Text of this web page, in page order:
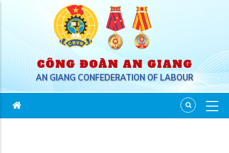
CÔNG ĐOÀN AN GIANG
AN GIANG CONFEDERATION OF LABOUR